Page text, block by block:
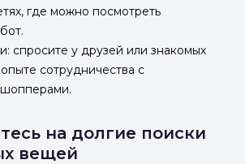
где можно посмотреть
спросите у друзей или знакомых
сотрудничества с
на долгие поиски
вещей